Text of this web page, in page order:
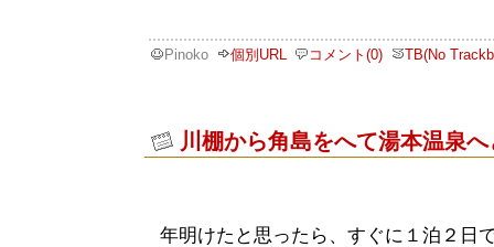
Pinoko 個別URL コメント(0) TB(No
川棚から角島をへて湯本温泉
年明けたと思ったら、すぐに１泊２日